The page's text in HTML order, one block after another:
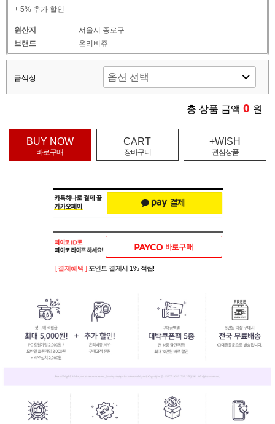
+ 5% 추가 할인
원산지
서울시 종로구
브랜드
온리비쥬
금색상
총 상품 금액 0 원
BUY NOW
바로구매
CART
장바구니
+WISH
관심상품
[ 결제혜택 ] 포인트 결제시 1% 적립!